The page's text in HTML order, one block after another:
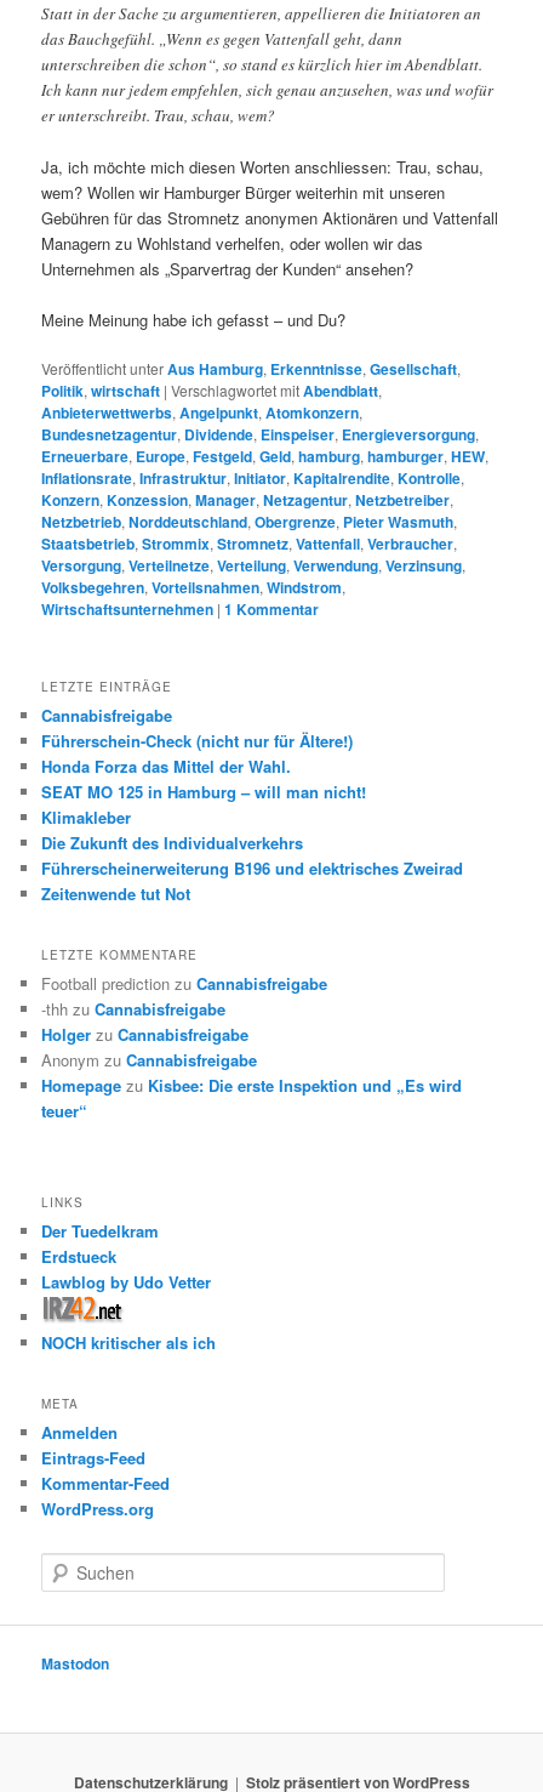
Statt in der Sache zu argumentieren, appellieren die Initiatoren an
das Bauchgefühl. „Wenn es gegen Vattenfall geht, dann
unterschreiben die schon“, so stand es kürzlich hier im Abendblatt.
Ich kann nur jedem empfehlen, sich genau anzusehen, was und wofür
er unterschreibt. Trau, schau, wem?
Ja, ich möchte mich diesen Worten anschliessen: Trau, schau,
wem? Wollen wir Hamburger Bürger weiterhin mit unseren
Gebühren für das Stromnetz anonymen Aktionären und Vattenfall
Managern zu Wohlstand verhelfen, oder wollen wir das
Unternehmen als „Sparvertrag der Kunden“ ansehen?
Meine Meinung habe ich gefasst – und Du?
Veröffentlicht unterAus Hamburg, Erkenntnisse,Gesellschaft,
Politik,wirtschaft |Verschlagwortet mitAbendblatt,
Anbieterwettwerbs,Angelpunkt,Atomkonzern,
Bundesnetzagentur, Dividende, Einspeiser, Energieversorgung,
Erneuerbare, Europe,Festgeld,Geld,hamburg,hamburger,HEW,
Inflationsrate,Infrastruktur,Initiator,Kapitalrendite,Kontrolle,
Konzern,Konzession,Manager,Netzagentur,Netzbetreiber,
Netzbetrieb,Norddeutschland,Obergrenze, Pieter Wasmuth,
Staatsbetrieb,Strommix,Stromnetz,Vattenfall,Verbraucher,
Versorgung,Verteilnetze,Verteilung,Verwendung,Verzinsung,
Volksbegehren,Vorteilsnahmen,Windstrom,
Wirtschaftsunternehmen |1 Kommentar
LETZTE EINTRÄGE
Cannabisfreigabe
Führerschein-Check (nicht nur für Ältere!)
Honda Forza das Mittel der Wahl.
SEAT MO 125 in Hamburg – will man nicht!
Klimakleber
Die Zukunft des Individualverkehrs
Führerscheinerweiterung B196 und elektrisches Zweirad
Zeitenwende tut Not
LETZTE KOMMENTARE
Football prediction zuCannabisfreigabe
-thh zuCannabisfreigabe
Holger zuCannabisfreigabe
Anonym zuCannabisfreigabe
Homepage zu Kisbee: Die erste Inspektion und „Es wird
teuer“
LINKS
Der Tuedelkram
Erdstueck
Lawblog by Udo Vetter
NOCH kritischer als ich
META
Anmelden
Eintrags-Feed
Kommentar-Feed
WordPress.org
u
e
Mastodon
Datenschutzerklärung Stolz präsentiert von WordPress